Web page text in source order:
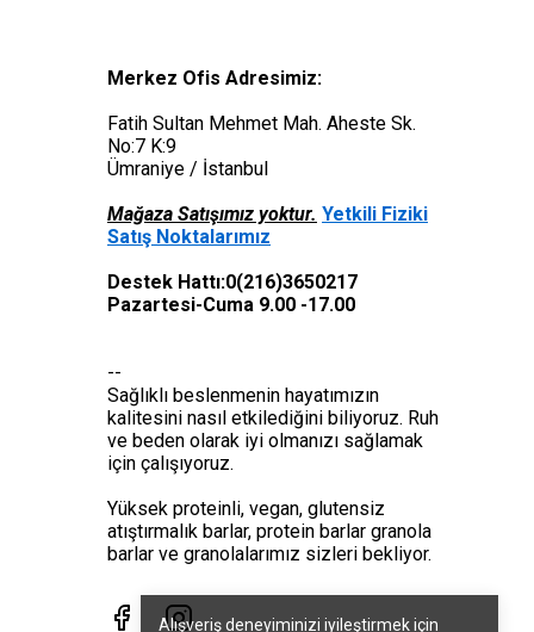
Alışveriş deneyiminizi iyileştirmek için
Merkez Ofis Adresimiz:
Fatih Sultan Mehmet Mah. Aheste Sk.
No:7 K:9
Ümraniye / İstanbul
Mağaza Satışımız yoktur. Yetkili Fiziki
Satış Noktalarımız
Destek Hattı:0(216)3650217
Pazartesi-Cuma 9.00 -17.00
--
Sağlıklı beslenmenin hayatımızın
kalitesini nasıl etkilediğini biliyoruz. Ruh
ve beden olarak iyi olmanızı sağlamak
için çalışıyoruz.
Yüksek proteinli, vegan, glutensiz
atıştırmalık barlar, protein barlar granola
barlar ve granolalarımız sizleri bekliyor.